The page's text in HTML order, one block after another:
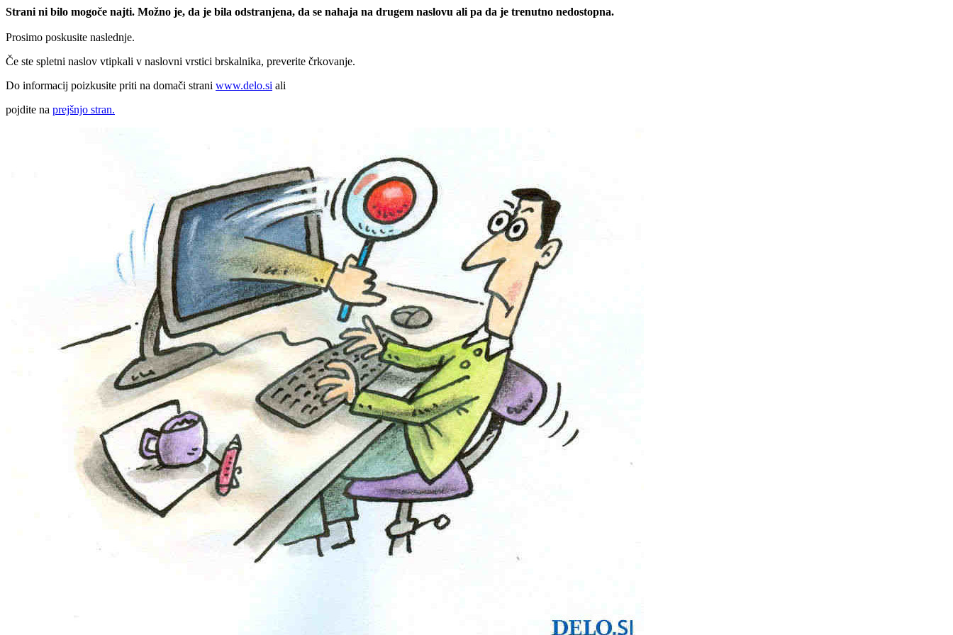
Strani ni bilo mogoče najti. Možno je, da je bila odstranjena, da se nahaja na drugem naslovu ali pa da je trenutno nedostopna.
Prosimo poskusite naslednje.
Če ste spletni naslov vtipkali v naslovni vrstici brskalnika, preverite črkovanje.
Do informacij poizkusite priti na domači strani www.delo.si ali
pojdite na prejšnjo stran.